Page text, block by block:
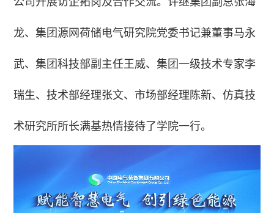
龙、集团源网荷储电气研究院党委书记兼董事马永
武、集团科技部副主任王威、集团一级技术专家李
瑞生、技术部经理张文、市场部经理陈新、仿真技
术研究所所长满基热情接待了学院一行。